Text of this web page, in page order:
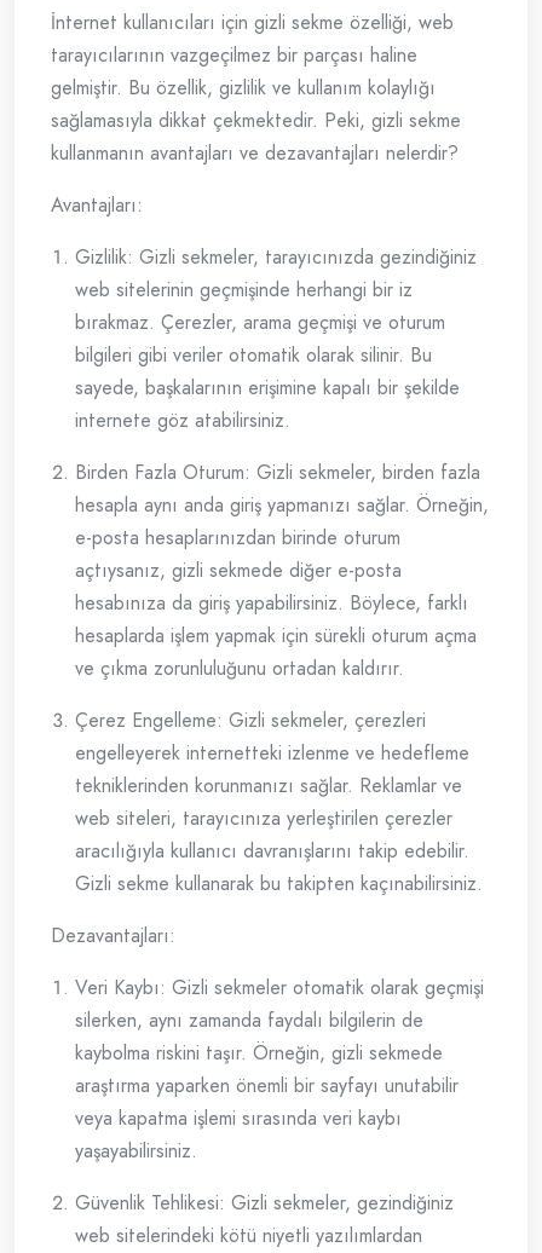
İnternet kullanıcıları için gizli sekme özelliği, web
tarayıcılarının vazgeçilmez bir parçası haline
gelmiştir. Bu özellik, gizlilik ve kullanım kolaylığı
sağlamasıyla dikkat çekmektedir. Peki, gizli sekme
kullanmanın avantajları ve dezavantajları nelerdir?
Avantajları:
Gizlilik: Gizli sekmeler, tarayıcınızda gezindiğiniz
web sitelerinin geçmişinde herhangi bir iz
bırakmaz. Çerezler, arama geçmişi ve oturum
bilgileri gibi veriler otomatik olarak silinir. Bu
sayede, başkalarının erişimine kapalı bir şekilde
internete göz atabilirsiniz.
Birden Fazla Oturum: Gizli sekmeler, birden fazla
hesapla aynı anda giriş yapmanızı sağlar. Örneğin,
e-posta hesaplarınızdan birinde oturum
açtıysanız, gizli sekmede diğer e-posta
hesabınıza da giriş yapabilirsiniz. Böylece, farklı
hesaplarda işlem yapmak için sürekli oturum açma
ve çıkma zorunluluğunu ortadan kaldırır.
Çerez Engelleme: Gizli sekmeler, çerezleri
engelleyerek internetteki izlenme ve hedefleme
tekniklerinden korunmanızı sağlar. Reklamlar ve
web siteleri, tarayıcınıza yerleştirilen çerezler
aracılığıyla kullanıcı davranışlarını takip edebilir.
Gizli sekme kullanarak bu takipten kaçınabilirsiniz.
Dezavantajları:
Veri Kaybı: Gizli sekmeler otomatik olarak geçmişi
silerken, aynı zamanda faydalı bilgilerin de
kaybolma riskini taşır. Örneğin, gizli sekmede
araştırma yaparken önemli bir sayfayı unutabilir
veya kapatma işlemi sırasında veri kaybı
yaşayabilirsiniz.
Güvenlik Tehlikesi: Gizli sekmeler, gezindiğiniz
web sitelerindeki kötü niyetli yazılımlardan